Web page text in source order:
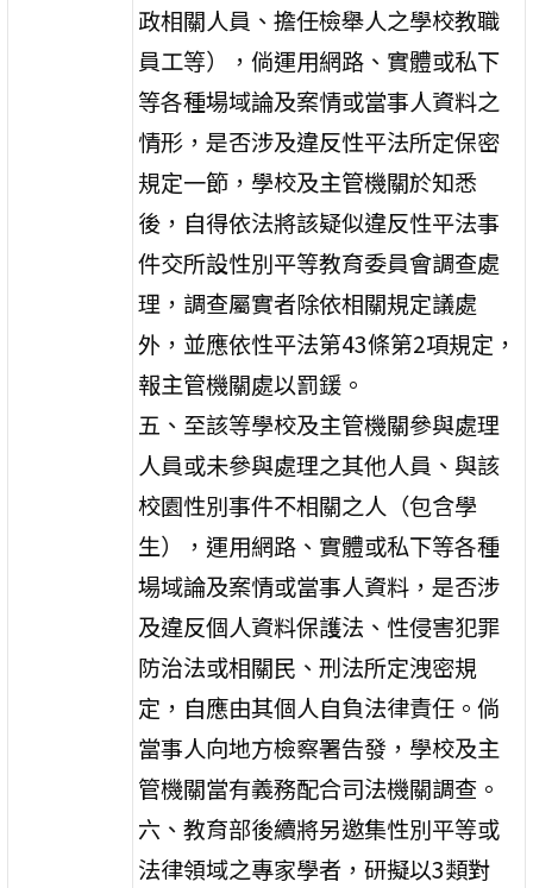
政相關人員、擔任檢舉人之學校教職
員工等），倘運用網路、實體或私下
等各種場域論及案情或當事人資料之
情形，是否涉及違反性平法所定保密
規定一節，學校及主管機關於知悉
後，自得依法將該疑似違反性平法事
件交所設性別平等教育委員會調查處
理，調查屬實者除依相關規定議處
外，並應依性平法第43條第2項規定，
報主管機關處以罰鍰。
五、至該等學校及主管機關參與處理
人員或未參與處理之其他人員、與該
校園性別事件不相關之人（包含學
生），運用網路、實體或私下等各種
場域論及案情或當事人資料，是否涉
及違反個人資料保護法、性侵害犯罪
防治法或相關民、刑法所定洩密規
定，自應由其個人自負法律責任。倘
當事人向地方檢察署告發，學校及主
管機關當有義務配合司法機關調查。
六、教育部後續將另邀集性別平等或
法律領域之專家學者，研擬以3類對